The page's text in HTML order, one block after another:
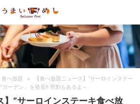
食べ放題 >
【食べ放題ニュース】“サーロインステー
ーデン」を発見!! 早割もあるよ～
】“サーロインステーキ食べ放